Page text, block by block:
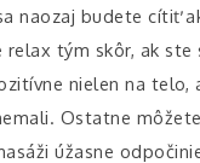
naozaj budete cítiť
tým skôr, ak ste
nielen na
Ostatne
úžasne